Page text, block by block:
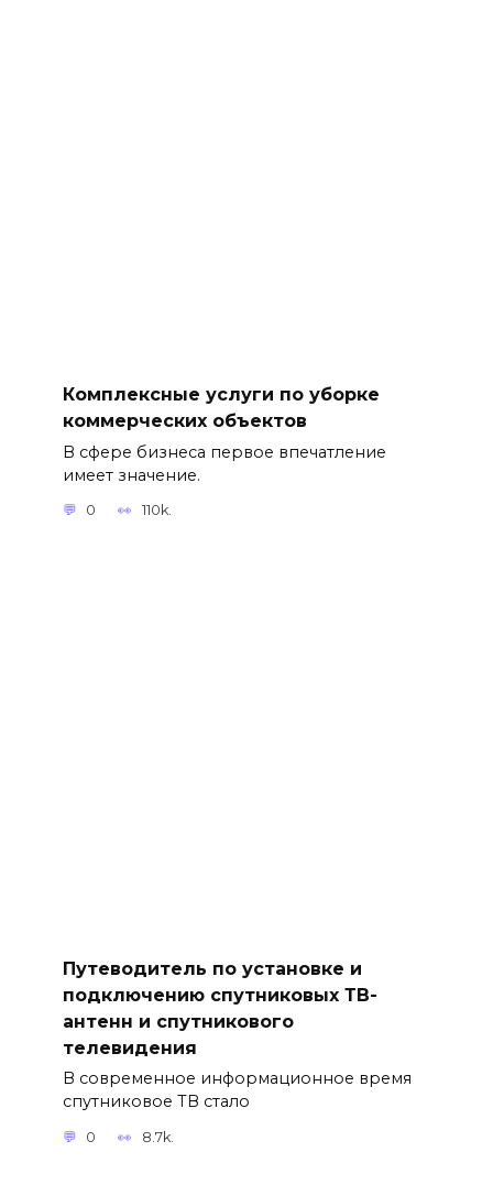
Комплексные услуги по уборке
коммерческих объектов
В сфере бизнеса первое впечатление
имеет значение.
0 110k.
Путеводитель по установке и
подключению спутниковых ТВ-
антенн и спутникового
телевидения
В современное информационное время
спутниковое ТВ стало
0 8.7k.